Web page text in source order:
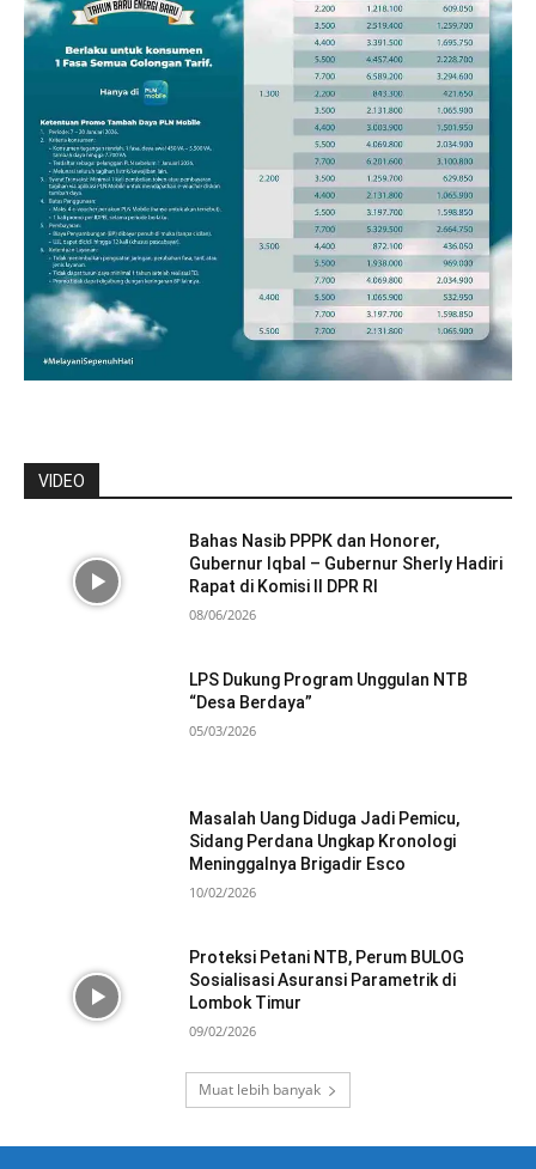
VIDEO
Bahas Nasib PPPK dan Honorer,
Gubernur Iqbal – Gubernur Sherly Hadiri
Rapat di Komisi II DPR RI
08/06/2026
LPS Dukung Program Unggulan NTB
“Desa Berdaya”
05/03/2026
Masalah Uang Diduga Jadi Pemicu,
Sidang Perdana Ungkap Kronologi
Meninggalnya Brigadir Esco
10/02/2026
Proteksi Petani NTB, Perum BULOG
Sosialisasi Asuransi Parametrik di
Lombok Timur
09/02/2026
Muat lebih banyak